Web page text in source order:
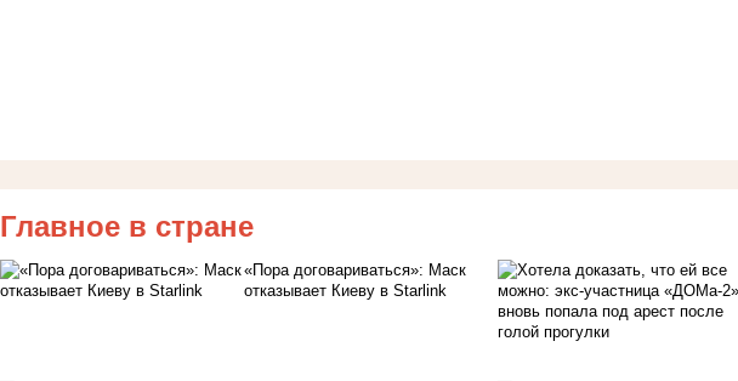
Главное в стране
«Пора договариваться»: Маск
отказывает Киеву в Starlink